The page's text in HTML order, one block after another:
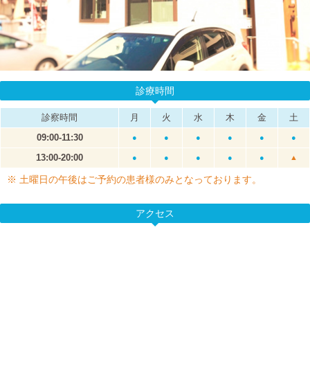
診療時間
診察時間 月 火 水 木 金
土
09:00-11:30
● ● ● ● ● ●
13:00-20:00 ● ● ● ● ● ▲
※ 土曜日の午後はご予約の患者様のみとなっております。
アクセス